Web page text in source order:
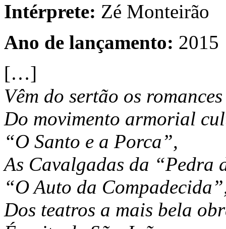
Intérprete: Zé Monteirão
Ano de lançamento: 2015
[…]
Vêm do sertão os romances
Do movimento armorial
“O Santo e a Porca”,
As Cavalgadas da “Pedra
“O Auto da
Dos teatros a mais bela